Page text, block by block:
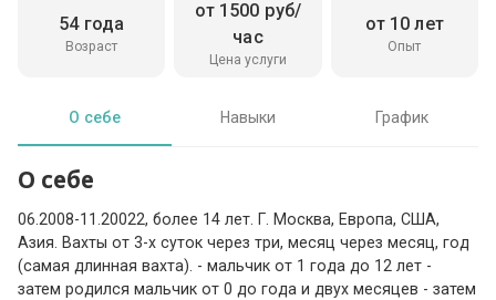
Возраст
54 года
Цена услуги
от 1500 руб/
час
Опыт
от 10 лет
О себе Навыки График
О себе
06.2008-11.20022, более 14 лет. Г. Москва, Европа, США,
Азия. Вахты от 3-х суток через три, месяц через месяц, год
(самая длинная вахта). - мальчик от 1 года до 12 лет -
затем родился мальчик от 0 до года и двух месяцев - затем